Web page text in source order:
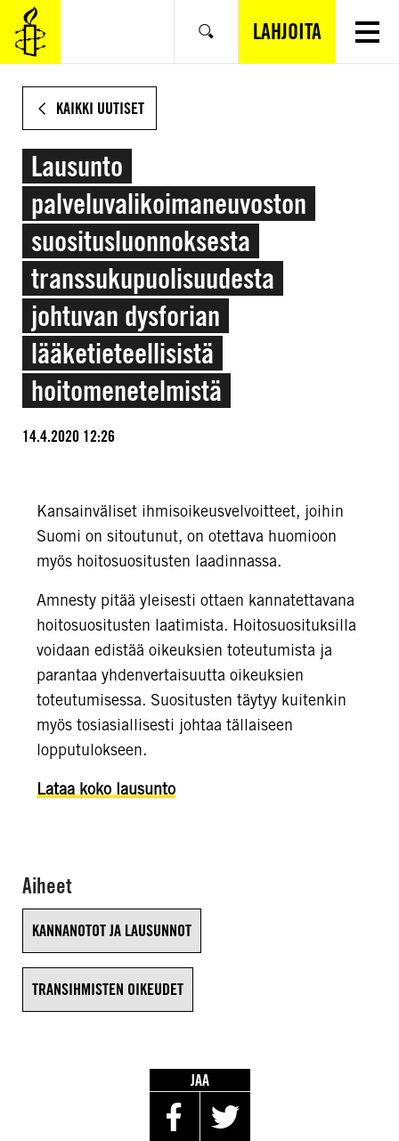
SIIRRY
VARSINAISEEN
SISÄLTÖÖN
Hae LAHJOITA
KAIKKI UUTISET
Lausunto
palveluvalikoimaneuvoston
suositusluonnoksesta
transsukupuolisuudesta
johtuvan dysforian
lääketieteellisistä
hoitomenetelmistä
14.4.2020 12:26
Kansainväliset ihmisoikeusvelvoitteet, joihin
Suomi on sitoutunut, on otettava huomioon
myös hoitosuositusten laadinnassa.
Amnesty pitää yleisesti ottaen kannatettavana
hoitosuositusten laatimista. Hoitosuosituksilla
voidaan edistää oikeuksien toteutumista ja
parantaa yhdenvertaisuutta oikeuksien
toteutumisessa. Suositusten täytyy kuitenkin
myös tosiasiallisesti johtaa tällaiseen
lopputulokseen.
Lataa koko lausunto
Aiheet
KANNANOTOT JA LAUSUNNOT
TRANSIHMISTEN OIKEUDET
JAA